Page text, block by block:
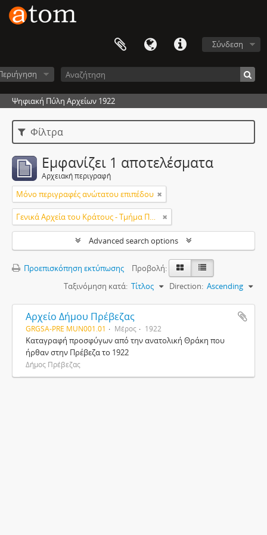
Σύνδεση
Ψηφιακή Πύλη Αρχείων 1922
Φίλτρα
Εμφανίζει 1 αποτελέσματα
Αρχειακή περιγραφή
Μόνο περιγραφές ανώτατου επιπέδου
Γενικά Αρχεία του Κράτους - Τμήμα Πρέβεζας
Advanced search options
Προεπισκόπηση εκτύπωσης
Προβολή:
Ταξινόμηση κατά: Τίτλος Direction: Ascending
Αρχείο Δήμου Πρέβεζας
GRGSA-PRE MUN001.01 Μέρος 1922
Καταγραφή προσφύγων από την ανατολική Θράκη που
ήρθαν στην Πρέβεζα το 1922
Δήμος Πρέβεζας